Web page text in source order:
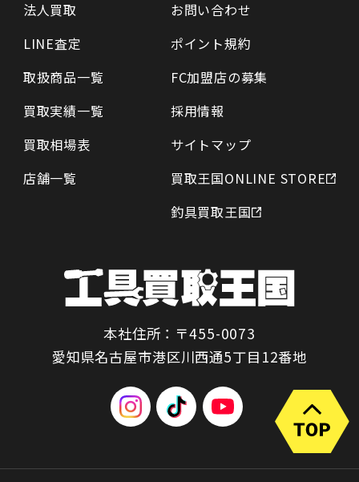
法人買取
LINE査定
取扱商品一覧
買取実績一覧
買取相場表
店舗一覧
お問い合わせ
ポイント規約
FC加盟店の募集
採用情報
サイトマップ
買取王国ONLINE STORE
釣具買取王国
本社住所：〒455-0073
愛知県名古屋市港区川西通5丁目12番地